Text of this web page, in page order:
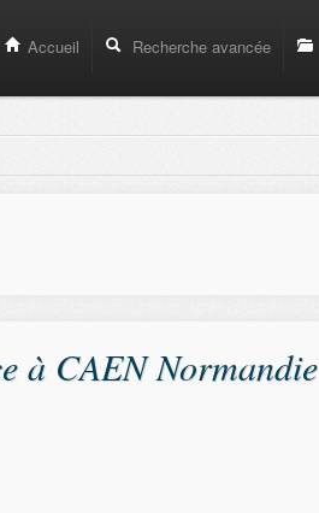
Accueil Recherche avancée
à CAEN Normandie